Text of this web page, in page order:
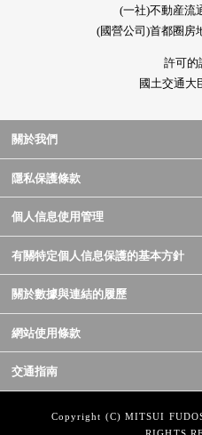
(一社)不動産流
(國營公司)首都圈房
許可的
國土交通大
關於我們
隱私保護條款
個人信息使用管理
有關特定個人信息保護的基本方針
關於數據與連結的履歷
網站使用條款
交通指南
Copyright (C) MITSUI